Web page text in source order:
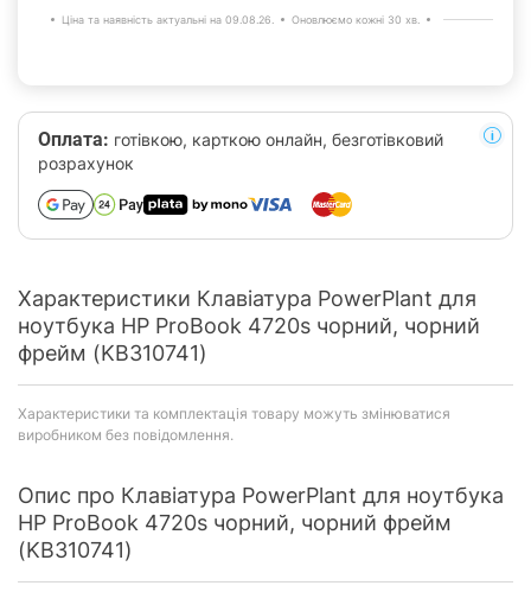
Ціна та наявність актуальні на 09.08.26. Оновлюємо кожні 30 хв.
Оплата: готівкою, карткою онлайн, безготівковий
розрахунок
Характеристики Клавіатура PowerPlant для
ноутбука HP ProBook 4720s чорний, чорний
фрейм (KB310741)
Характеристики та комплектація товару можуть змінюватися
виробником без повідомлення.
Опис про Клавіатура PowerPlant для ноутбука
HP ProBook 4720s чорний, чорний фрейм
(KB310741)